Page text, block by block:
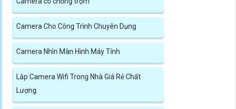
Camera Cho Công Trình Chuyên Dụng
Camera Nhìn Màn Hình Máy Tính
Lắp Camera Wifi Trong Nhà Giá Rẻ Chất
Lượng